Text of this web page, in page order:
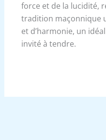
force et de la lucidité,
tradition maçonnique
et d’harmonie, un
invité à tendre.